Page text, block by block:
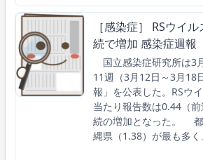
［感染症］ RSウイ
続で増加 感染症週報
国立感染症研究所は3
11週（3月12日～3月18
報」を公表した。RSウ
当たり報告数は0.44（
続の増加となった。
縄県（1.38）が最も多